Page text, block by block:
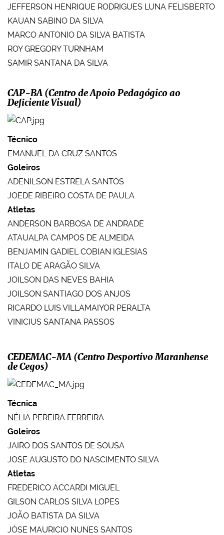
JEFFERSON HENRIQUE RODRIGUES LUNA FELISBERTO
KAUAN SABINO DA SILVA
MARCO ANTONIO DA SILVA BATISTA
ROY GREGORY TURNHAM
SAMIR SANTANA DA SILVA
CAP-BA (Centro de Apoio Pedagógico ao
Deficiente Visual)
Técnico
EMANUEL DA CRUZ SANTOS
Goleiros
ADENILSON ESTRELA SANTOS
JOEDE RIBEIRO COSTA DE PAULA
Atletas
ANDERSON BARBOSA DE ANDRADE
ATAUALPA CAMPOS DE ALMEIDA
BENJAMIN GADIEL COBIAN IGLESIAS
ITALO DE ARAGÃO SILVA
JOILSON DAS NEVES BAHIA
JOILSON SANTIAGO DOS ANJOS
RICARDO LUIS VILLAMAIYOR PERALTA
VINICIUS SANTANA PASSOS
CEDEMAC-MA (Centro Desportivo Maranhense
de Cegos)
Técnica
NÉLIA PEREIRA FERREIRA
Goleiros
JAIRO DOS SANTOS DE SOUSA
JOSE AUGUSTO DO NASCIMENTO SILVA
Atletas
FREDERICO ACCARDI MIGUEL
GILSON CARLOS SILVA LOPES
JOÃO BATISTA DA SILVA
JÓSE MAURICIO NUNES SANTOS